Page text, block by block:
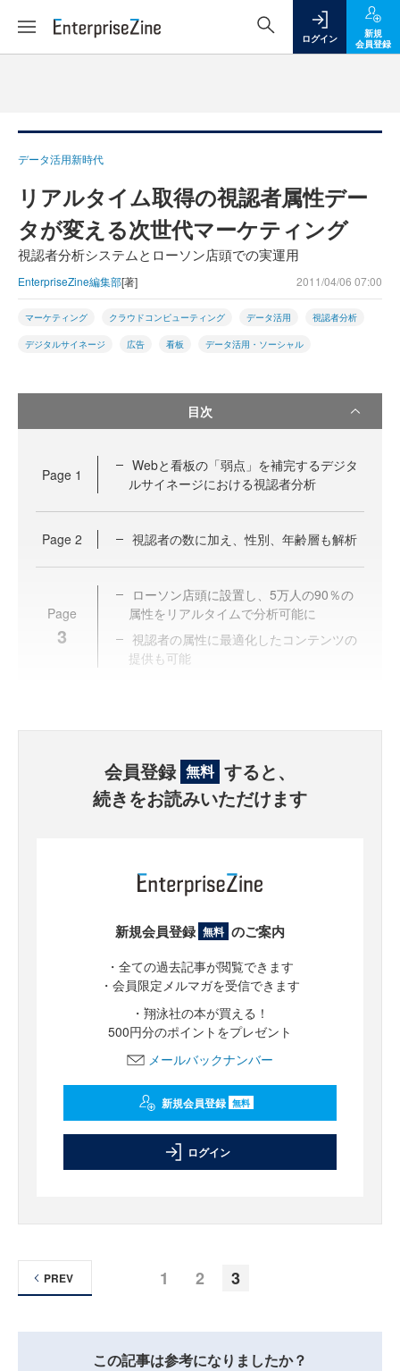
ログイン
新規
会員登録
データ活用新時代
リアルタイム取得の視認者属性デー
タが変える次世代マーケティング
視認者分析システムとローソン店頭での実運用
EnterpriseZine編集部[著] 2011/04/06 07:00
マーケティング クラウドコンピューティング データ活用 視認者分析
デジタルサイネージ 広告 看板 データ活用・ソーシャル
目次
Page 1
Webと看板の「弱点」を補完するデジタ
ルサイネージにおける視認者分析
Page 2 視認者の数に加え、性別、年齢層も解析
Page
3
ローソン店頭に設置し、5万人の90％の
属性をリアルタイムで分析可能に
視認者の属性に最適化したコンテンツの
提供も可能
会員登録 無料 すると、
続きをお読みいただけます
新規会員登録 無料 のご案内
・全ての過去記事が閲覧できます
・会員限定メルマガを受信できます
・翔泳社の本が買える！
500円分のポイントをプレゼント
メールバックナンバー
新規会員登録 無料
ログイン
1 2 3
PREV
この記事は参考になりましたか？